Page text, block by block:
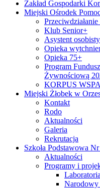
Zakład Gospodarki
Miejski Ośrodek
Klub Senior+
Asystent
Opieka
Opieka 75+
Program
Żywnościową
KORPUS
Miejski Żłobek w
Kontakt
Rodo
Aktualności
Galeria
Rekrutacja
Szkoła Podstawowa
Aktualności
Programy i
Narodowy